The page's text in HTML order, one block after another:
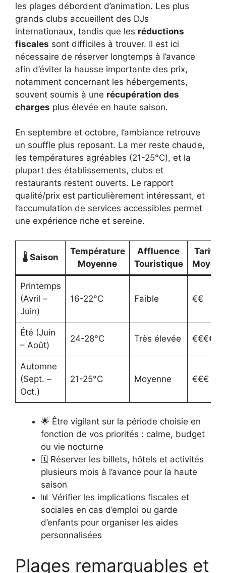
les plages débordent d’animation. Les plus
grands clubs accueillent des DJs
internationaux, tandis que les réductions
fiscales sont difficiles à trouver. Il est ici
nécessaire de réserver longtemps à l’avance
afin d’éviter la hausse importante des prix,
notamment concernant les hébergements,
souvent soumis à une récupération des
charges plus élevée en haute saison.
En septembre et octobre, l’ambiance retrouve
un souffle plus reposant. La mer reste chaude,
les températures agréables (21-25°C), et la
plupart des établissements, clubs et
restaurants restent ouverts. Le rapport
qualité/prix est particulièrement intéressant, et
l’accumulation de services accessibles permet
une expérience riche et sereine.
🌡️ Saison
Température
Moyenne
Affluence
Touristique
Tarifs
Moyen
Printemps
(Avril –
Juin)
16-22°C Faible €€
Été (Juin
– Août)
24-28°C Très élevée €€€€
Automne
(Sept. –
Oct.)
21-25°C Moyenne €€€
🌟 Être vigilant sur la période choisie en
fonction de vos priorités : calme, budget
ou vie nocturne
🗓️ Réserver les billets, hôtels et activités
plusieurs mois à l’avance pour la haute
saison
📊 Vérifier les implications fiscales et
sociales en cas d’emploi ou garde
d’enfants pour organiser les aides
personnalisées
Plages remarquables et